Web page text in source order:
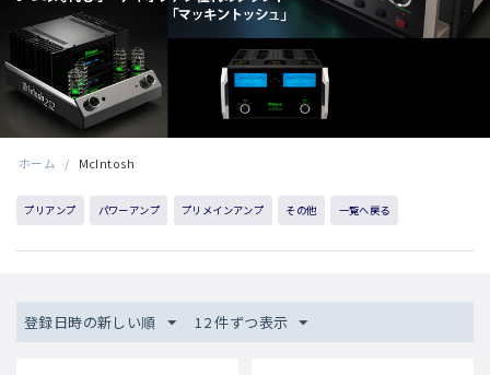
ホーム / McIntosh
プリアンプ パワーアンプ プリメインアンプ その他 一覧へ戻る
登録日時の新しい順 12 件ずつ表示